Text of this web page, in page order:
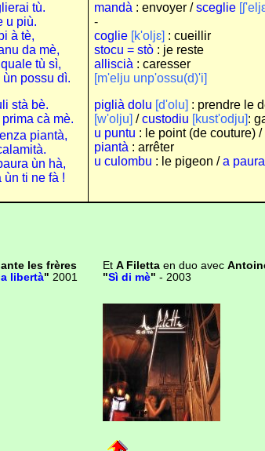
tù.
u più.
à tè,
da mè,
tù sì,
possu dì.
stà bè.
cà mè.
piantà,
ùn hà,
ùn ti ne fà !
mandà : envoyer /sceglie
-
coglie [k'oljɛ] : cueillir
stocu = stò : je reste
alliscià : caresser
[m'elju unp'ossu(d)'i]
piglià dolu [d'olu] : prendre le
[w'olju] /custodiu [kust'odju]:
u puntu : le point (de couture) /
piantà : arrêter
u culombu : le pigeon /a paura
les frères
libertà" 2001
Et A Filetta en duo avec
"Sì di mè" - 2003